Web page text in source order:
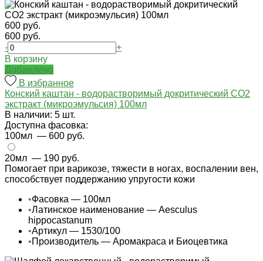
600 руб.
600 руб.
-
+
В корзину
Добавлено
В избранное
Конский каштан - водорастворимый докритический СО2
экстракт (микроэмульсия) 100мл
В наличии: 5 шт.
Доступна фасовка:
100мл — 600 руб.
20мл — 190 руб.
Помогает при варикозе, тяжести в ногах, воспалении вен,
способствует поддержанию упругости кожи
•Фасовка — 100мл
•Латинское наименование — Aesculus
hippocastanum
•Артикул — 1530/100
•Производитель — Аромакраса и Биоцевтика